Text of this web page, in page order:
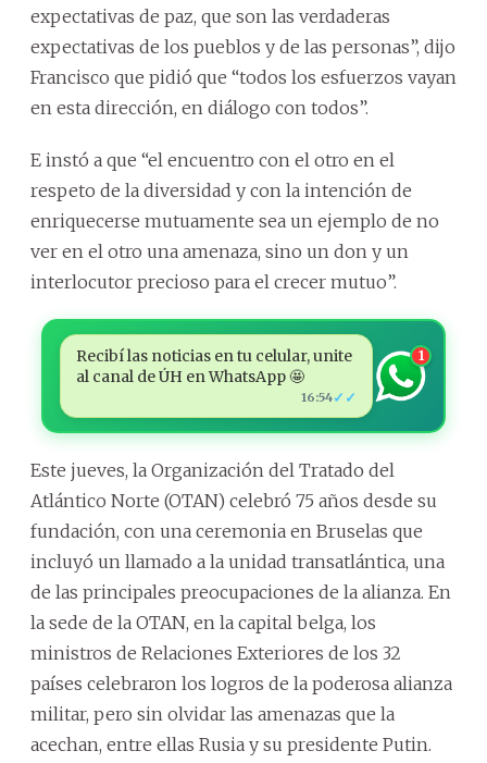
expectativas de paz, que son las verdaderas
expectativas de los pueblos y de las personas”, dijo
Francisco que pidió que “todos los esfuerzos vayan
en esta dirección, en diálogo con todos”.
E instó a que “el encuentro con el otro en el
respeto de la diversidad y con la intención de
enriquecerse mutuamente sea un ejemplo de no
ver en el otro una amenaza, sino un don y un
interlocutor precioso para el crecer mutuo”.
Recibí las noticias en tu celular, unite
al canal de ÚH en WhatsApp 🤩
16:54✓✓
1
Este jueves, la Organización del Tratado del
Atlántico Norte (OTAN) celebró 75 años desde su
fundación, con una ceremonia en Bruselas que
incluyó un llamado a la unidad transatlántica, una
de las principales preocupaciones de la alianza. En
la sede de la OTAN, en la capital belga, los
ministros de Relaciones Exteriores de los 32
países celebraron los logros de la poderosa alianza
militar, pero sin olvidar las amenazas que la
acechan, entre ellas Rusia y su presidente Putin.